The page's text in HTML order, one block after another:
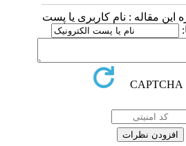
این مقاله : نام کاربری یا پست